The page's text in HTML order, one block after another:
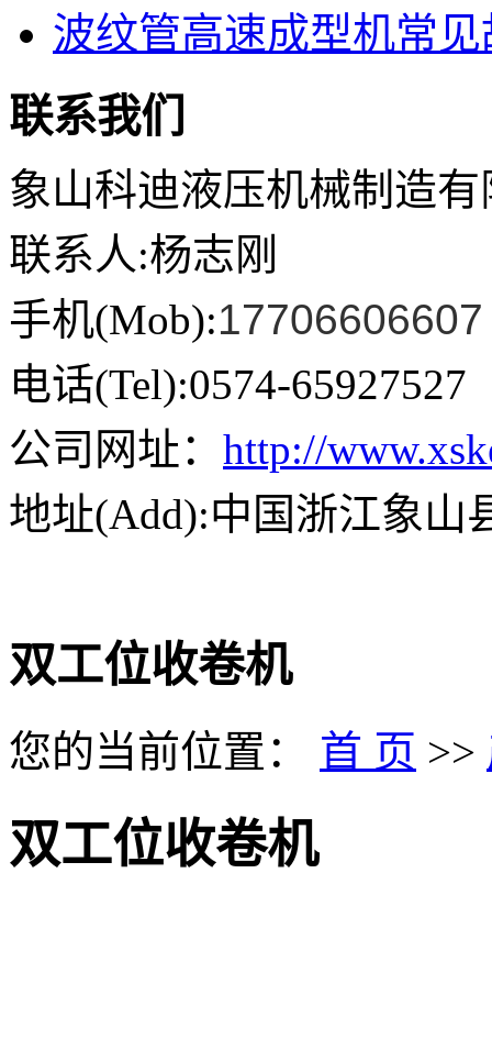
波纹管高速成型机常见
联系我们
象山科迪液压机械制造有
联系人:杨志刚
手机(Mob):17706606607
电话(Tel):0574-65927527
公司网址： http://
地址(Add):中国浙江象山
双工位收卷机
您的当前位置： 首 页 >>
双工位收卷机